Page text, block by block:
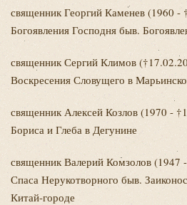
священник Георгий Каменев (1960
Богоявления Господня быв.
священник Сергий Климов
Воскресения Словущего в
священник Алексей Козлов (1970 -
Бориса и Глеба в Дегунине
священник Валерий Комзолов
Спаса Нерукотворного быв.
Китай-городе